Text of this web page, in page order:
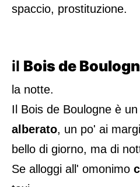
spaccio, prostituzione.
il Bois de
la notte.
Il Bois de Boulogne è
alberato, un po' ai
bello di giorno, ma di
Se alloggi all' omonimo